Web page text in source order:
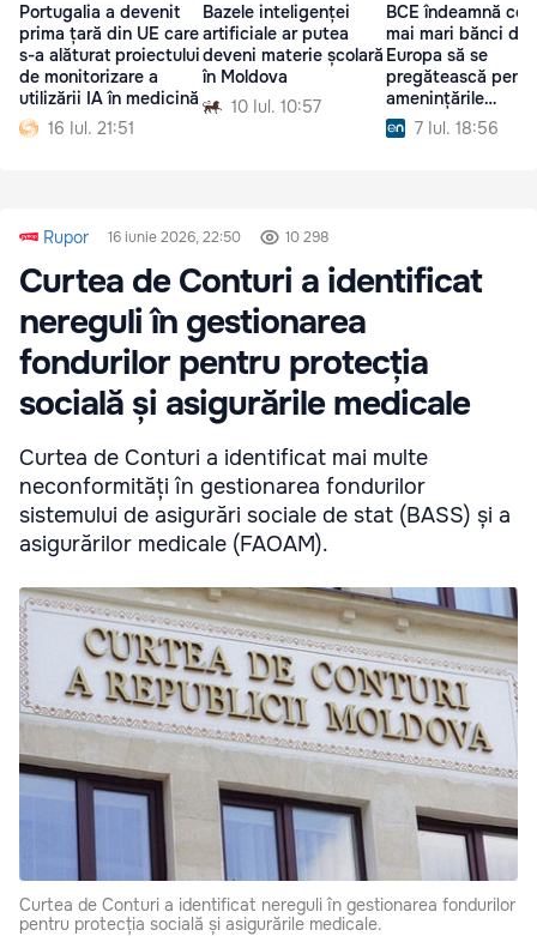
Portugalia a devenit
prima țară din UE care
s-a alăturat proiectului
de monitorizare a
utilizării IA în medicină
16 Iul. 21:51
Bazele inteligenței
artificiale ar putea
deveni materie școlară
în Moldova
10 Iul. 10:57
BCE îndeamnă cele
mai mari bănci din
Europa să se
pregătească
amenințările
cibernetice
7 Iul. 18:56
Rupor 16 iunie 2026, 22:50 10 298
Curtea de Conturi a identificat
nereguli în gestionarea
fondurilor pentru protecția
socială și asigurările medicale
Curtea de Conturi a identificat mai multe
neconformități în gestionarea fondurilor
sistemului de asigurări sociale de stat (BASS) și a
asigurărilor medicale (FAOAM).
Curtea de Conturi a identificat nereguli în gestionarea fondurilor
pentru protecția socială și asigurările medicale.